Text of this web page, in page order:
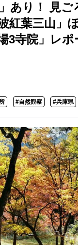
あり！ 見ご
紅葉三山」
3寺院」レ
#自然観察 #兵庫県